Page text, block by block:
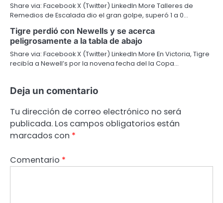
Share via: Facebook X (Twitter) LinkedIn More Talleres de
Remedios de Escalada dio el gran golpe, superó 1 a 0…
Tigre perdió con Newells y se acerca
peligrosamente a la tabla de abajo
Share via: Facebook X (Twitter) LinkedIn More En Victoria, Tigre
recibía a Newell’s por la novena fecha del la Copa…
Deja un comentario
Tu dirección de correo electrónico no será
publicada. Los campos obligatorios están
marcados con *
Comentario *